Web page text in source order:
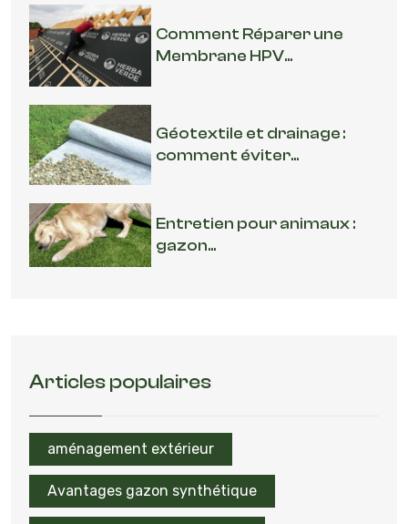
Comment Réparer une
Membrane HPV...
Géotextile et drainage :
comment éviter...
Entretien pour animaux :
gazon...
Articles populaires
aménagement extérieur
Avantages gazon synthétique